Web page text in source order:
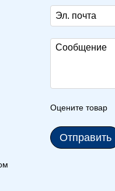
Оцените товар
Отправить